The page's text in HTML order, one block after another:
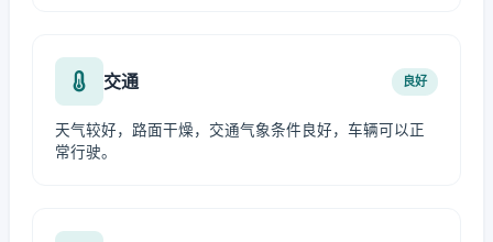
交通 良好
天气较好，路面干燥，交通气象条件良好，车辆可以正
常行驶。